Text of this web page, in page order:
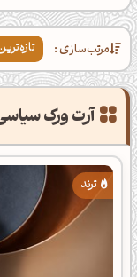
مرتب‌سازی :
آرت ورک